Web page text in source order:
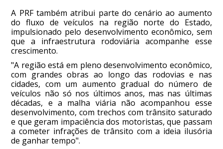
A PRF também atribui parte do cenário ao aumento
do fluxo de veículos na região norte do Estado,
impulsionado pelo desenvolvimento econômico, sem
que a infraestrutura rodoviária acompanhe esse
crescimento.
"A região está em pleno desenvolvimento econômico,
com grandes obras ao longo das rodovias e nas
cidades, com um aumento gradual do número de
veículos não só nos últimos anos, mas nas últimas
décadas, e a malha viária não acompanhou esse
desenvolvimento, com trechos com trânsito saturado
e que geram impaciência dos motoristas, que passam
a cometer infrações de trânsito com a ideia ilusória
de ganhar tempo".